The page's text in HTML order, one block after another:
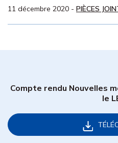
11 décembre 2020 - PIÈCES
Compte rendu Nouvelles
le